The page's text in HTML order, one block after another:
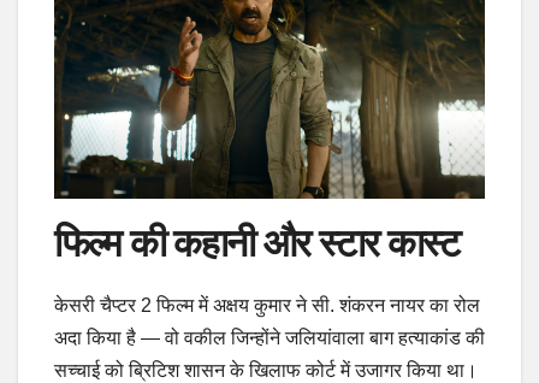
फिल्म की कहानी और स्टार कास्ट
केसरी चैप्टर 2 फिल्म में अक्षय कुमार ने सी. शंकरन नायर का रोल
अदा किया है — वो वकील जिन्होंने जलियांवाला बाग हत्याकांड की
सच्चाई को ब्रिटिश शासन के खिलाफ कोर्ट में उजागर किया था।